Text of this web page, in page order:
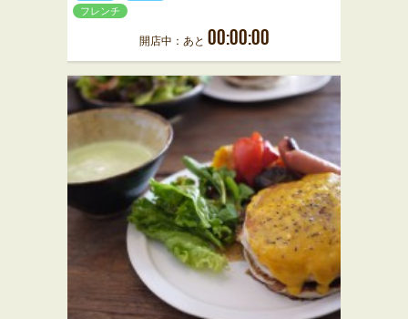
フレンチ
開店中：あと 00:00:00